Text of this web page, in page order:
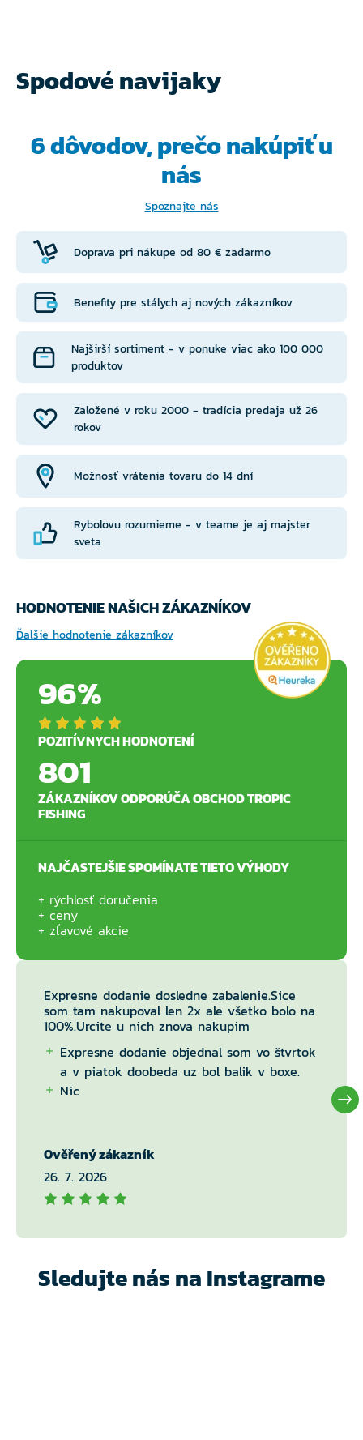
Spodové navijaky
6 dôvodov, prečonakúpiť u
nás
Spoznajte nás
Doprava pri nákupe od 80 € zadarmo
Založené v roku 2000 - tradícia predaja už 26
rokov
Benefity pre stálych aj nových zákazníkov
Možnosť vrátenia tovaru do 14 dní
Najširší sortiment - v ponuke viac ako 100 000
produktov
Rybolovu rozumieme - v teame je aj majster
sveta
HODNOTENIE NAŠICH ZÁKAZNÍKOV
Ďalšie hodnotenie zákazníkov
96%
POZITÍVNYCH HODNOTENÍ
801
ZÁKAZNÍKOV ODPORÚČA OBCHOD TROPIC
FISHING
NAJČASTEJŠIE SPOMÍNATE TIETO VÝHODY
rýchlosť doručenia
ceny
zľavové akcie
Expresne dodanie dosledne zabalenie.Sice
som tam nakupoval len 2x ale všetko bolo na
100%.Urcite u nich znova nakupim
Expresne dodanie objednal som vo štvrtok
a v piatok doobeda uz bol balik v boxe.
Nic
Ověřený zákazník
26. 7. 2026
Sledujte nás na Instagrame